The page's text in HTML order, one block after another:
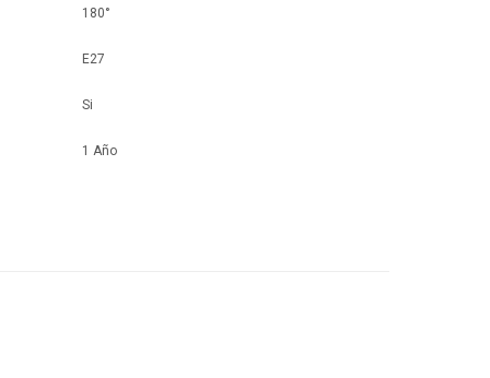
180°
E27
Si
1 Año